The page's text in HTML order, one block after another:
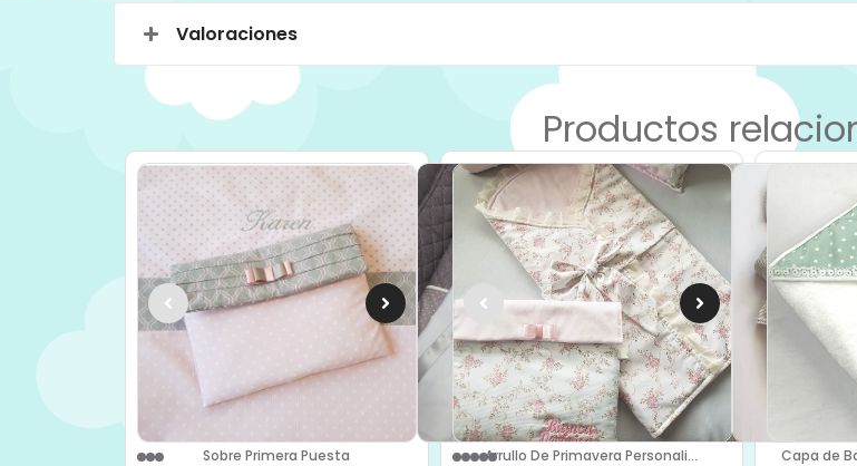
Valoraciones
Productos
Sobre Primera Puesta
Arrullo De Primavera Personali...
Capa de